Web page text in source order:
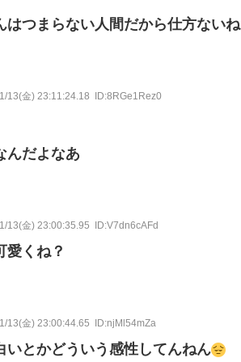
はつまらない人間だから仕方ないね
13(金) 23:11:24.18 ID:8RGe1Rez0
んだよなあ
13(金) 23:00:35.95 ID:V7dn6cAFd
愛くね？
13(金) 23:00:44.65 ID:njMl54mZa
いとかどういう感性してんねん